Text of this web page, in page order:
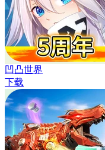
凹凸世界
下载